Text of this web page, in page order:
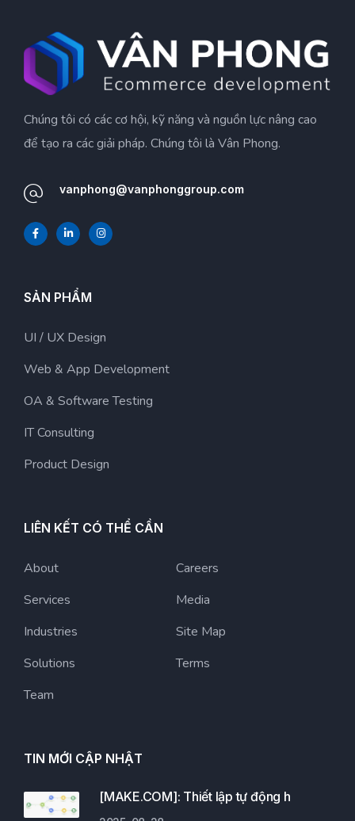
Chúng tôi có các cơ hội, kỹ năng và nguồn lực nâng cao
để tạo ra các giải pháp. Chúng tôi là Vân Phong.
vanphong@vanphonggroup.com
SẢN PHẨM
UI / UX Design
Web & App Development
OA & Software Testing
IT Consulting
Product Design
LIÊN KẾT CÓ THỂ CẦN
About
Services
Industries
Solutions
Team
Careers
Media
Site Map
Terms
TIN MỚI CẬP NHẬT
[MAKE.COM]: Thiết lập tự động h